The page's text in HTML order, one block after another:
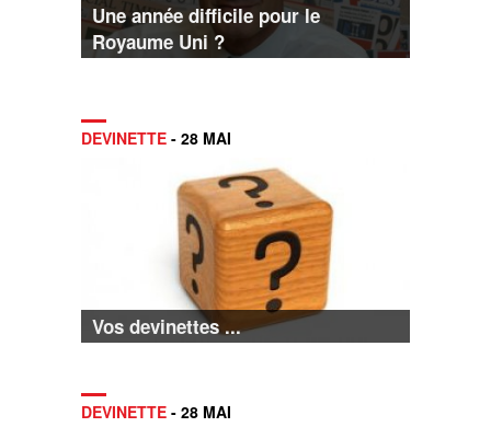
Une année difficile pour le
Royaume Uni ?
DEVINETTE - 28 MAI
Vos devinettes ...
DEVINETTE - 28 MAI